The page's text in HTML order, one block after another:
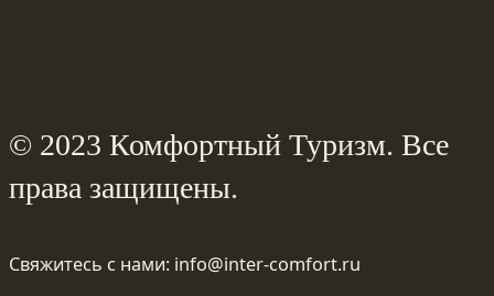
© 2023 Комфортный Туризм. Все
права защищены.
Свяжитесь с нами: info@inter-comfort.ru